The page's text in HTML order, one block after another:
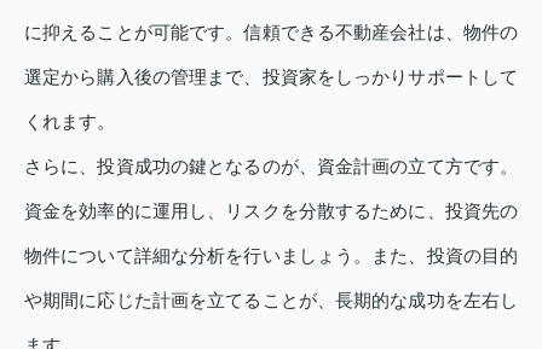
に抑えることが可能です。信頼できる不動産会社は、物件の
選定から購入後の管理まで、投資家をしっかりサポートして
くれます。
さらに、投資成功の鍵となるのが、資金計画の立て方です。
資金を効率的に運用し、リスクを分散するために、投資先の
物件について詳細な分析を行いましょう。また、投資の目的
や期間に応じた計画を立てることが、長期的な成功を左右し